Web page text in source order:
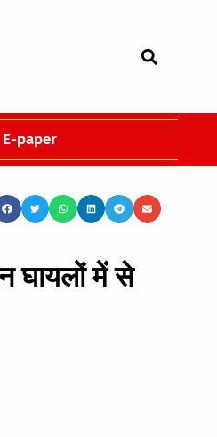
E-paper
घायलों में से